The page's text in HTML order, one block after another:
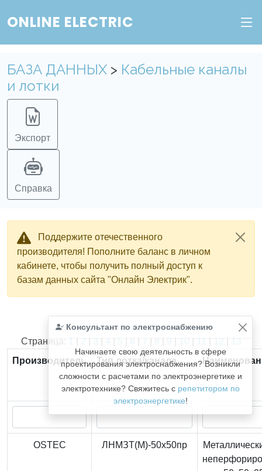
ONLINE ELECTRIC
БАЗА ДАННЫХ > Кабельные каналы
и лотки
Экспорт
Справка
Поддержите отечественного
производителя! Пополните баланс в личном
кабинете, чтобы получить полный доступ к
базам данных сайта "Онлайн Электрик".
Консультант по электроснабжению
Начинаете свою деятельность в сфере
проектирования электроснабжения? Возникли
сложности с расчетами по электроэнергетике и
электротехнике? Свяжитесь с репетитором по
электроэнергетике!
Найдено366из366записей.
Страница: 1 | 2 | 3 | 4 | 5 | 6 | 7 | 8 | 9 | 10 | 11 | 12 | 13
Производитель
Тип лотка/канала
OSTEC ЛНМЗТ(М)-50x50пр